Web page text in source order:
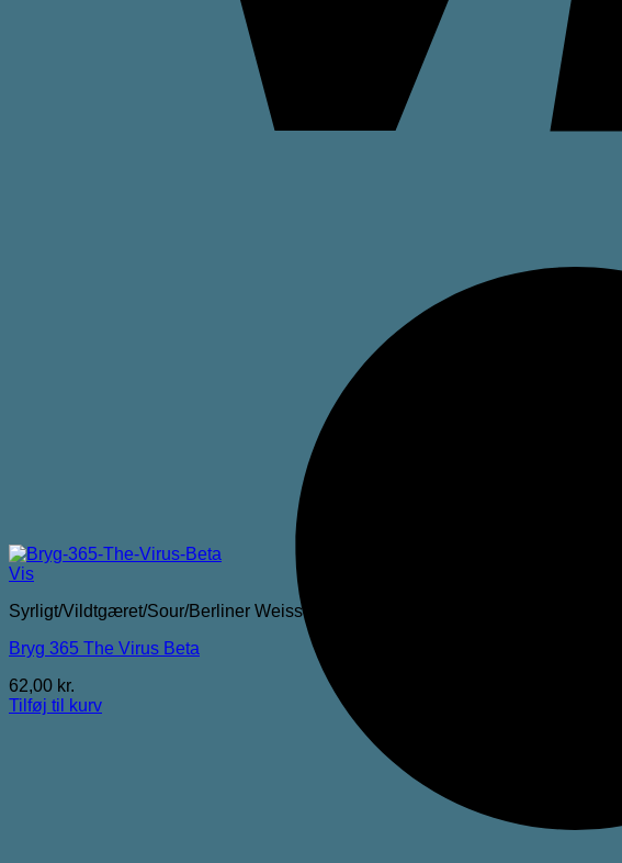
Vis
Syrligt/Vildtgæret/Sour/Berliner Weisse
Bryg 365 The Virus Beta
62,00 kr.
Tilføj til kurv